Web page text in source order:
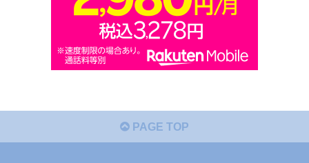
PAGE TOP